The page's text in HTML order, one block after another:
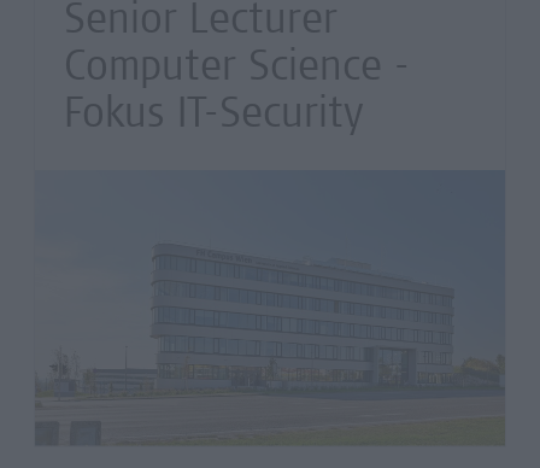
Senior Lecturer
Computer Science -
Fokus IT-Security